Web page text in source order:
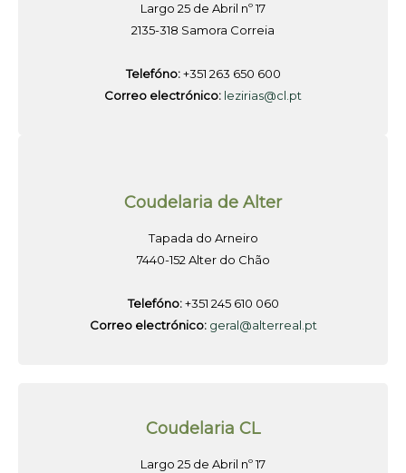
Largo 25 de Abril nº 17
2135-318 Samora Correia
Telefóno:+351 263 650 600
Correo electrónico: lezirias@cl.pt
Coudelaria de Alter
Tapada do Arneiro
7440-152 Alter do Chão
Telefóno:+351 245 610 060
Correo electrónico: geral@alterreal.pt
Coudelaria CL
Largo 25 de Abril nº 17